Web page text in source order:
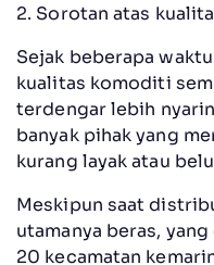
2. Sorotan atas
Sejak beberapa
kualitas komoditi
terdengar lebih
banyak pihak yang
kurang layak atau
Meskipun saat
utamanya beras,
20 kecamatan